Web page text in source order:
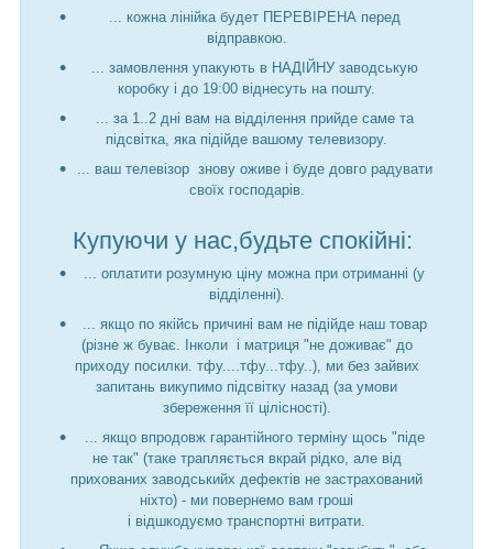
... кожна лінійка будет ПЕРЕВІРЕНА перед
відправкою.
... замовлення упакують в НАДІЙНУ заводськую
коробку і до 19:00 віднесуть на пошту.
... за 1..2 дні вам на відділення прийде саме та
підсвітка, яка підійде вашому телевизору.
... ваш телевізор знову оживе і буде довго радувати
своїх господарів.
Купуючи у нас,будьте спокійні:
... оплатити розумную ціну можна при отриманні (у
відділенні).
... якщо по якійсь причині вам не підійде наш товар
(різне ж буває. Інколи і матриця "не доживає" до
приходу посилки. тфу....тфу...тфу..), ми без зайвих
запитань викупимо підсвітку назад (за умови
збереження її цілісності).
... якщо впродовж гарантійного терміну щось "піде
не так" (таке трапляється вкрай рідко, але від
прихованих заводськийх дефектів не застрахований
ніхто) - ми повернемо вам гроші
і відшкодуємо транспортні витрати.